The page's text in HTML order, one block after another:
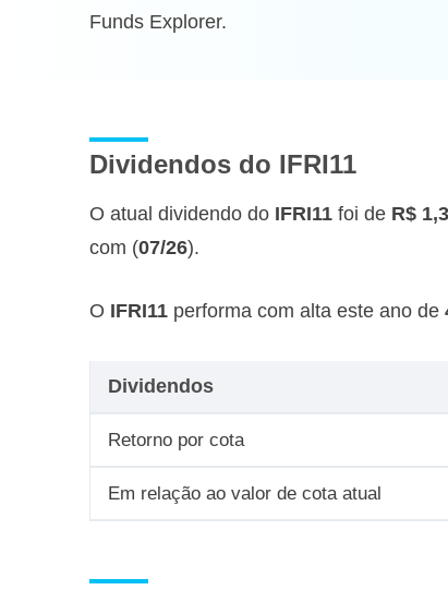
Funds Explorer.
Dividendos do IFRI11
O atual dividendo do IFRI11 foi de R$
com (07/26).
O IFRI11 performa com alta este ano de
Dividendos
Retorno por cota
Em relação ao valor de cota atual